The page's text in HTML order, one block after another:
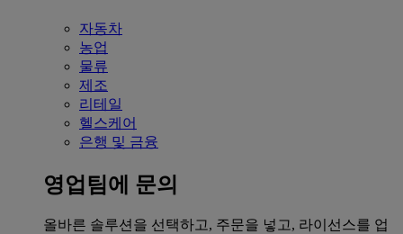
자동차
농업
물류
제조
리테일
헬스케어
은행 및 금융
영업팀에 문의
올바른 솔루션을 선택하고, 주문을 넣고, 라이선스를 업